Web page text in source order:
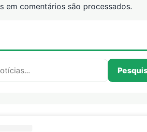
em comentários são processados.